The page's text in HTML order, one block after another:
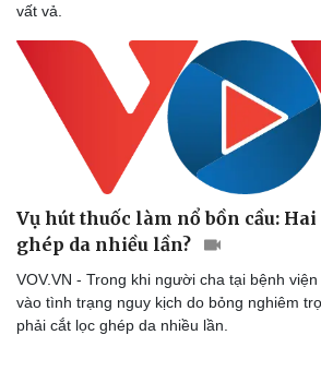
vất vả.
Vụ hút thuốc làm nổ bồn cầu:
ghép da nhiều lần?
VOV.VN - Trong khi người cha tại bệnh
vào tình trạng nguy kịch do bỏng nghiêm
phải cắt lọc ghép da nhiều lần.